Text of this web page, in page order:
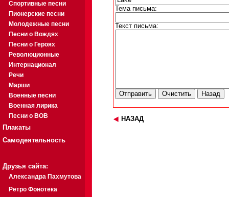
Спортивные песни
Пионерские песни
Молодежные песни
Песни о Вождях
Песни о Героях
Революционные
Интернационал
Речи
Марши
Военные песни
Военная лирика
Песни о ВОВ
Плакаты
Самодеятельность
Друзья сайта:
Александра Пахмутова
Ретро Фонотека
Тема письма:
Текст письма:
НАЗАД